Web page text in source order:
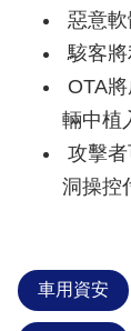
惡意軟
駭客將
OTA
輛中植
攻擊
洞操控
車用資安